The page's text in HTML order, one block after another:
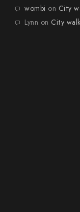
wombi on City
Lynn on City